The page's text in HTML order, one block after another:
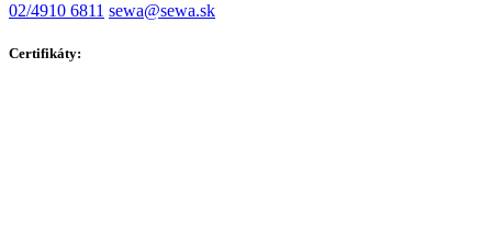
02/4910 6811 sewa@sewa.sk
Certifikáty: